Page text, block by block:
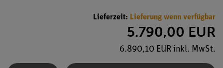
Lieferzeit: Lieferung wenn verfügbar
5.790,00 EUR
6.890,10 EUR inkl. MwSt.